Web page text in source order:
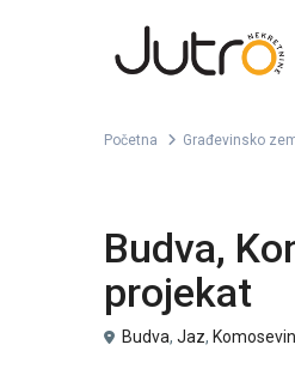
Početna Građevinsko
Budva,
projekat
Budva, Jaz,